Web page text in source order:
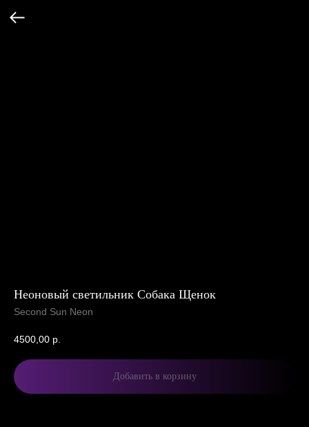
Неоновый светильник Собака Щенок
Second Sun Neon
4500,00 р.
Добавить в корзину